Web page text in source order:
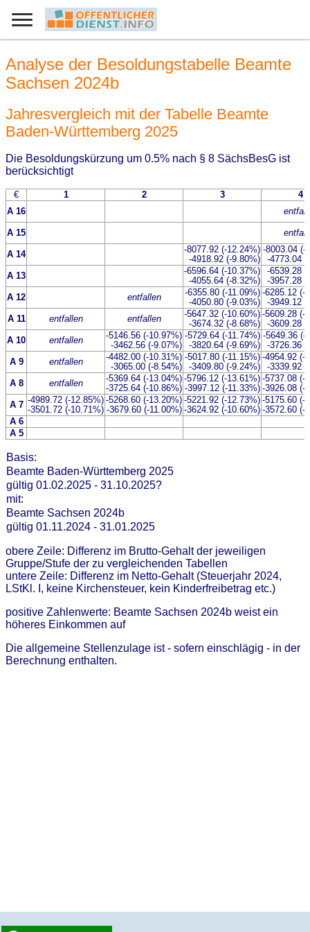
Analyse der Besoldungstabelle Beamte
Sachsen 2024b
Jahresvergleich mit der Tabelle Beamte
Baden-Württemberg 2025
Die Besoldungskürzung um 0.5% nach § 8 SächsBesG ist
berücksichtigt
€ 1 2 3
4
A 16
A 15
A 14
-8077.92 (-12.24%)
-4918.92 (-9.80%)
-8003.04 (-
-4773.04
A 13
-6596.64 (-10.37%)
-4055.64 (-8.32%)
-6539.28
-3957.28
A 12
entfallen
-6355.80 (-11.09%)
-4050.80 (-9.03%)
-6285.12 (-
-3949.12
A 11
entfallen entfallen
-5647.32 (-10.60%)
-3674.32 (-8.68%)
-5609.28 (-
-3609.28
A 10
entfallen
-5146.56 (-10.97%)
-3462.56 (-9.07%)
-5729.64 (-11.74%)
-3820.64 (-9.69%)
-5649.36 (-
-3726.36
A 9
entfallen
-4482.00 (-10.31%)
-3065.00 (-8.54%)
-5017.80 (-11.15%)
-3409.80 (-9.24%)
-4954.92 (-
-3339.92
A 8
entfallen
-5369.64 (-13.04%)
-3725.64 (-10.86%)
-5796.12 (-13.61%)
-3997.12 (-11.33%)
-5737.08 (-
-3926.08 (-
A 7 -4989.72 (-12.85%)
-3501.72 (-10.71%)
-5268.60 (-13.20%)
-3679.60 (-11.00%)
-5221.92 (-12.73%)
-3624.92 (-10.60%)
-5175.60 (-
-3572.60 (-
A 6
A 5
Basis:
Beamte Baden-Württemberg 2025
gültig 01.02.2025 - 31.10.2025?
mit:
Beamte Sachsen 2024b
gültig 01.11.2024 - 31.01.2025
obere Zeile: Differenz im Brutto-Gehalt der jeweiligen
Gruppe/Stufe der zu vergleichenden Tabellen
untere Zeile: Differenz im Netto-Gehalt (Steuerjahr 2024,
LStKl. I, keine Kirchensteuer, kein Kinderfreibetrag etc.)
positive Zahlenwerte: Beamte Sachsen 2024b weist ein
höheres Einkommen auf
Die allgemeine Stellenzulage ist - sofern einschlägig - in der
Berechnung enthalten.